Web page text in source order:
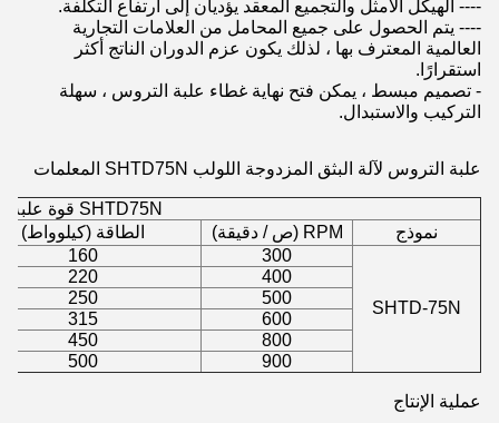
---- الهيكل الأمثل والتجميع المعقد يؤديان إلى ارتفاع التكلفة.
---- يتم الحصول على جميع المحامل من العلامات التجارية
العالمية المعترف بها ، لذلك يكون عزم الدوران الناتج أكثر
استقرارًا.
- تصميم مبسط ، يمكن فتح نهاية غطاء علبة التروس ، سهلة
التركيب والاستبدال.
علبة التروس لآلة البثق المزدوجة اللولب SHTD75N المعلمات
SHTD75N قوة علبة التروس وجدول عزم الدوران
نموذج
RPM (ص / دقيقة) الطاقة (كيلوواط)
SHTD-75N
300
160
400
220
500
250
600
315
800
450
900
500
عملية الإنتاج